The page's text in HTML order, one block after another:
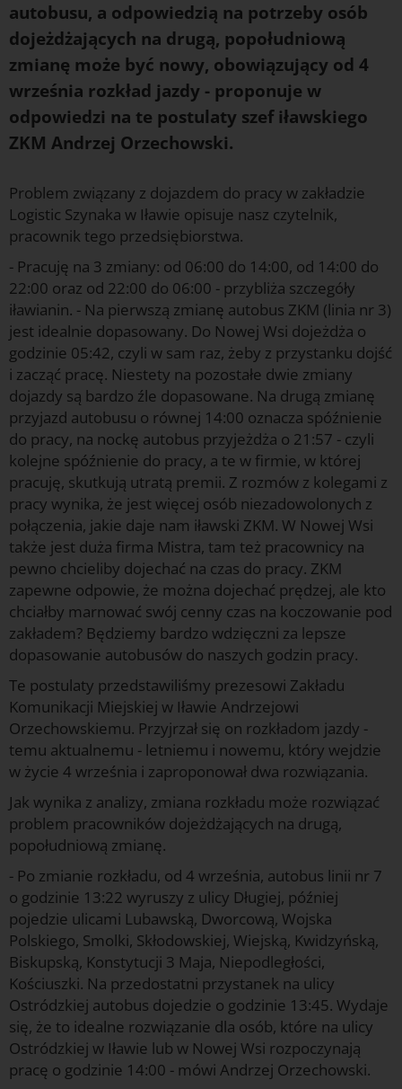
autobusu, a odpowiedzią na potrzeby osób
dojeżdżających na drugą, popołudniową
zmianę może być nowy, obowiązujący od 4
września rozkład jazdy - proponuje w
odpowiedzi na te postulaty szef iławskiego
ZKM Andrzej Orzechowski.
Problem związany z dojazdem do pracy w zakładzie
Logistic Szynaka w Iławie opisuje nasz czytelnik,
pracownik tego przedsiębiorstwa.
- Pracuję na 3 zmiany: od 06:00 do 14:00, od 14:00 do
22:00 oraz od 22:00 do 06:00 - przybliża szczegóły
iławianin. - Na pierwszą zmianę autobus ZKM (linia nr 3)
jest idealnie dopasowany. Do Nowej Wsi dojeżdża o
godzinie 05:42, czyli w sam raz, żeby z przystanku dojść
i zacząć pracę. Niestety na pozostałe dwie zmiany
dojazdy są bardzo źle dopasowane. Na drugą zmianę
przyjazd autobusu o równej 14:00 oznacza spóźnienie
do pracy, na nockę autobus przyjeżdża o 21:57 - czyli
kolejne spóźnienie do pracy, a te w firmie, w której
pracuję, skutkują utratą premii. Z rozmów z kolegami z
pracy wynika, że jest więcej osób niezadowolonych z
połączenia, jakie daje nam iławski ZKM. W Nowej Wsi
także jest duża firma Mistra, tam też pracownicy na
pewno chcieliby dojechać na czas do pracy. ZKM
zapewne odpowie, że można dojechać prędzej, ale kto
chciałby marnować swój cenny czas na koczowanie pod
zakładem? Będziemy bardzo wdzięczni za lepsze
dopasowanie autobusów do naszych godzin pracy.
Te postulaty przedstawiliśmy prezesowi Zakładu
Komunikacji Miejskiej w Iławie Andrzejowi
Orzechowskiemu. Przyjrzał się on rozkładom jazdy -
temu aktualnemu - letniemu i nowemu, który wejdzie
w życie 4 września i zaproponował dwa rozwiązania.
Jak wynika z analizy, zmiana rozkładu może rozwiązać
problem pracowników dojeżdżających na drugą,
popołudniową zmianę.
- Po zmianie rozkładu, od 4 września, autobus linii nr 7
o godzinie 13:22 wyruszy z ulicy Długiej, później
pojedzie ulicami Lubawską, Dworcową, Wojska
Polskiego, Smolki, Skłodowskiej, Wiejską, Kwidzyńską,
Biskupską, Konstytucji 3 Maja, Niepodległości,
Kościuszki. Na przedostatni przystanek na ulicy
Ostródzkiej autobus dojedzie o godzinie 13:45. Wydaje
się, że to idealne rozwiązanie dla osób, które na ulicy
Ostródzkiej w Iławie lub w Nowej Wsi rozpoczynają
pracę o godzinie 14:00 - mówi Andrzej Orzechowski.